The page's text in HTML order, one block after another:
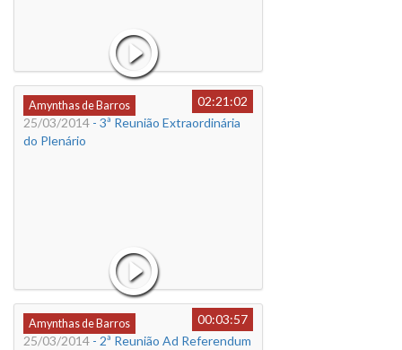
Amynthas de Barros
02:21:02
25/03/2014 - 3ª Reunião Extraordinária
do Plenário
Amynthas de Barros
00:03:57
25/03/2014 - 2ª Reunião Ad Referendum